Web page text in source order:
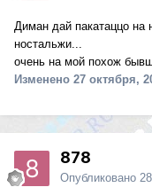
Диман дай пакатаццо на
ностальжи...
очень на мой похож
Изменено 27 октября,
878
Опубликовано